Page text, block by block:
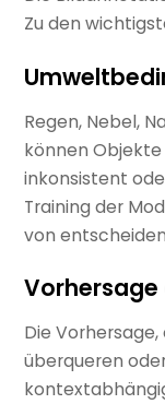
Zu den
Regen, Nebel,
können
inkonsistent
Training der
von
Die
überqueren